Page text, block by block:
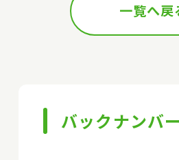
一覧へ戻
バックナンバ